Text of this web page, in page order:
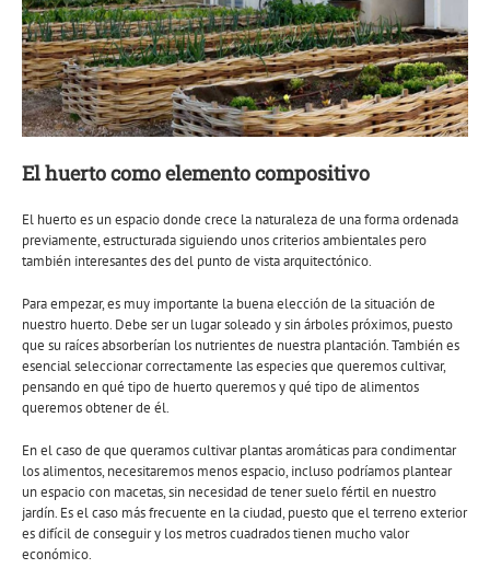
El huerto como elemento compositivo
El huerto es un espacio donde crece la naturaleza de una forma ordenada
previamente, estructurada siguiendo unos criterios ambientales pero
también interesantes des del punto de vista arquitectónico.
Para empezar, es muy importante la buena elección de la situación de
nuestro huerto. Debe ser un lugar soleado y sin árboles próximos, puesto
que su raíces absorberían los nutrientes de nuestra plantación. También es
esencial seleccionar correctamente las especies que queremos cultivar,
pensando en qué tipo de huerto queremos y qué tipo de alimentos
queremos obtener de él.
En el caso de que queramos cultivar plantas aromáticas para condimentar
los alimentos, necesitaremos menos espacio, incluso podríamos plantear
un espacio con macetas, sin necesidad de tener suelo fértil en nuestro
jardín. Es el caso más frecuente en la ciudad, puesto que el terreno exterior
es difícil de conseguir y los metros cuadrados tienen mucho valor
económico.